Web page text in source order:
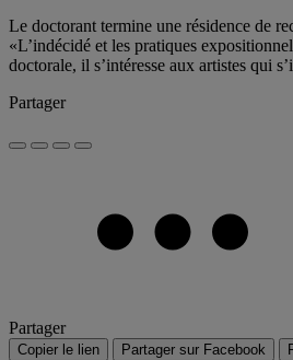
Le doctorant termine une résidence de
«L’indécidé et les pratiques
doctorale, il s’intéresse aux artistes qui
Partager
Partager
Copier le lien Partager sur Facebook